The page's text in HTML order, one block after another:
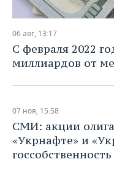
06 авг, 13:17
С февраля 2022
миллиардов от
07 ноя, 15:58
СМИ: акции
«Укрнафте» и
госсобственность